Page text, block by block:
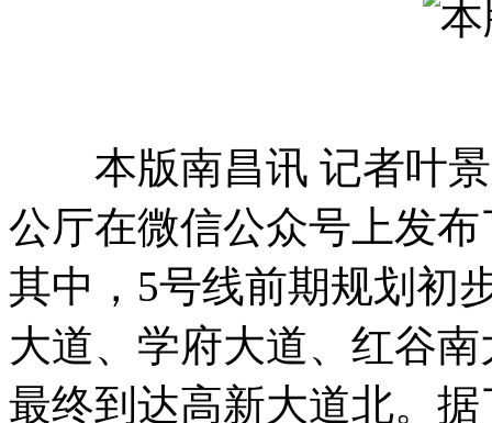
本版南昌讯 记者叶景
公厅在微信公众号上发
其中，5号线前期规划初
大道、学府大道、红谷
最终到达高新大道北。